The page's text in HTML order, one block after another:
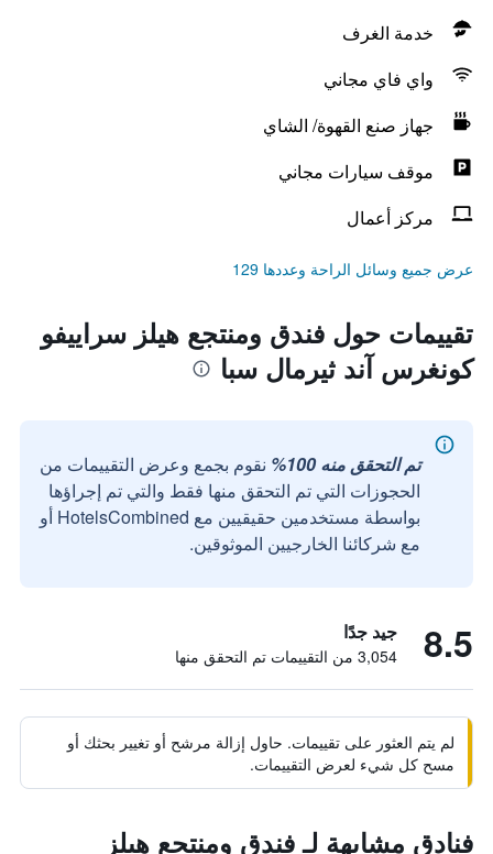
خدمة الغرف
واي فاي مجاني
جهاز صنع القهوة/ الشاي
موقف سيارات مجاني
مركز أعمال
عرض جميع وسائل الراحة وعددها 129
تقييمات حول فندق ومنتجع هيلز سراييفو
كونغرس آند ثيرمال سبا
تم التحقق منه 100%
نقوم بجمع وعرض التقييمات من
الحجوزات التي تم التحقق منها فقط والتي تم إجراؤها
بواسطة مستخدمين حقيقيين مع HotelsCombined أو
مع شركائنا الخارجيين الموثوقين.
8.5 جيد جدًا
3,054 من التقييمات تم التحقق منها
لم يتم العثور على تقييمات. حاول إزالة مرشح أو تغيير بحثك أو
مسح كل شيء لعرض التقييمات.
فنادق مشابهة لـ فندق ومنتجع هيلز